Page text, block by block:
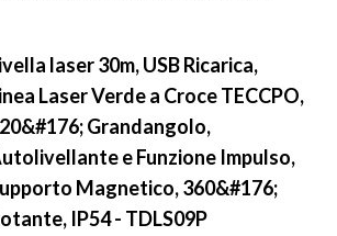
laser 30m, USB Ricarica,
Laser Verde a Croce TECCPO,
Grandangolo,
e Funzione Impulso,
Magnetico, 360&#176;
IP54 - TDLS09P